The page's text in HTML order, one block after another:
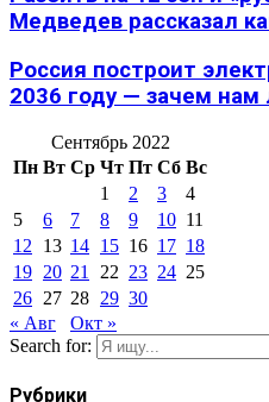
Медведев рассказал
Россия построит
2036 году — зачем нам
Сентябрь 2022
Пн Вт Ср Чт Пт Сб Вс
1
2 3
4
5
6 7 8 9 10 11
12
13 14 15 16 17 18
19 20 21 22 23 24 25
26 27 28 29 30
« Авг
Окт »
Search for:
Рубрики